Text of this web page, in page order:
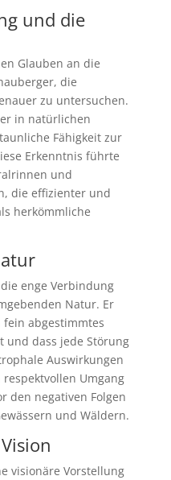
und die
Glauben an die
die
zu untersuchen.
in natürlichen
Fähigkeit zur
Erkenntnis führte
und
die effizienter und
herkömmliche
enge Verbindung
Natur. Er
abgestimmtes
und dass jede Störung
Auswirkungen
Umgang
den negativen Folgen
und Wäldern.
visionäre Vorstellung